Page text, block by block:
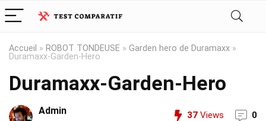
Accueil » ROBOT TONDEUSE » Garden hero de Duramaxx »
Duramaxx-Garden-Hero
Duramaxx-Garden-Hero
Admin 37 Views 0